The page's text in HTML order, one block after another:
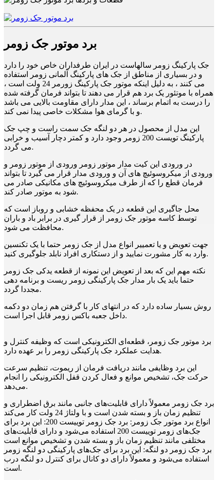
برد موتور جک زومر
جک پارکینگ زومر سالهاست در ایران طرفداران خاص خود را دارد
و در بسیاری از مناطق از جک های پارکینگ آلمانی زومر استفاده
می کنند ، به دلیل اینکه موتور جک پارکینگ زورمر 24 ولت است ،
همراه با موتئور یک برد هم قرار می دهند تا بتواند فرمان گرفته شده
را درست به اتمام برساند ، این مدار دارای مقاومت بالایی می باشد
و با گرمای هوا مشکلات خاصی پیدا نمی کند.
این مدل از محصول در هر دو لنگه جک سمت راست و چپ جک
پارکینگ تویست 200 زومر وجود دارد و کمتر دچار آسیب و خرابی
می گردد.
در ورودی این کیت مدار موتور زومر ورودی از موتور زومر و
ورودی از میکروسوئیچ های آن و ورودی مدار قرار می گیرد تا بتواند
فرمان قطع را که از طرف میکروسوئیچ های مکانیکی صادر می
شود به موتور صادر کند.
محل جاگیری این قطعه در یک محفظه خشابی و روباز است که
توسط کاسه موتور جک زومر از قرار گیری در برابر باد و باران
محافظت می شود.
جهت تعویض و یا تعمییر انواع مدل از جک زومر حتما با یک تکنسین
وارد به کار مشورت نمایید و از دستکاری افراد نابلد جلوگیری کنید.
نکته مهم این که بعد از تعویض این نمونه از قطعه یدکی جک زومر
حتما باید یک بار مدار جک پارکینگی زومر ریست و برنامه دهی
مجددا گردد.
روش بسیار ساده دارد که در انتهای کار با گرفتن هم زمان دو دکمه
داخل جعبه باکس زومر قابل اجرا است.
برد موتور جک زومر، قطعه‌ای الکترونیکی است که وظیفه کنترل و
هدایت عملکرد جک پارکینگی زومر را بر عهده دارد.
این برد وظایفی مانند دریافت فرمان از ریموت، تنظیم سرعت
حرکت جک، تشخیص موانع و فعال کردن قفل الکترونیکی را انجام
می‌دهد.
برد جک زومر معمولاً دارای قابلیت‌های جانبی مانند برق اضطراری و
تنظیم زمان باز و بسته شدن است و با ولتاژ 24 ولت کار می‌کند
انواع برد موتور جک زومر: برد جک زومر توییست 200: این برد برای
جک‌های زومر توییست 200 استفاده می‌شود و دارای قابلیت‌های
مختلفی مانند تنظیم زمان باز و بسته شدن و تشخیص موانع است
برد جک زومر دو لنگه: این برد برای جک‌های پارکینگی دو لنگه زومر
استفاده می‌شود و معمولاً دارای دو کانال برای کنترل دو لنگه درب
است.